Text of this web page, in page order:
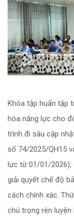
Khóa tập huấn tập
hóa năng lực cho
trình đi sâu cập
số 74/2025/QH15
lực từ 01/01/2026),
giải quyết chế độ
cách chính xác.
chú trọng rèn